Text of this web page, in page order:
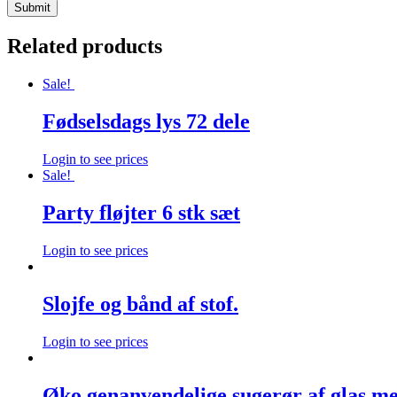
Related products
Sale!
Fødselsdags lys 72 dele
Login to see prices
Sale!
Party fløjter 6 stk sæt
Login to see prices
Slojfe og bånd af stof.
Login to see prices